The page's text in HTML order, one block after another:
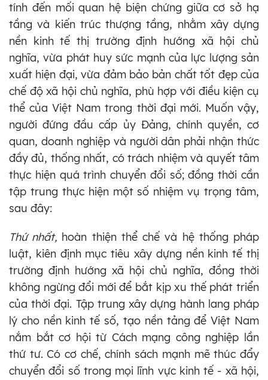
tính đến mối quan hệ biện chứng giữa cơ sở hạ
tầng và kiến trúc thượng tầng, nhằm xây dựng
nền kinh tế thị trường định hướng xã hội chủ
nghĩa, vừa phát huy sức mạnh của lực lượng sản
xuất hiện đại, vừa đảm bảo bản chất tốt đẹp của
chế độ xã hội chủ nghĩa, phù hợp với điều kiện cụ
thể của Việt Nam trong thời đại mới. Muốn vậy,
người đứng đầu cấp ủy Đảng, chính quyền, cơ
quan, doanh nghiệp và người dân phải nhận thức
đầy đủ, thống nhất, có trách nhiệm và quyết tâm
thực hiện quá trình chuyển đổi số; đồng thời cần
tập trung thực hiện một số nhiệm vụ trọng tâm,
sau đây:
Thứ nhất, hoàn thiện thể chế và hệ thống pháp
luật, kiên định mục tiêu xây dựng nền kinh tế thị
trường định hướng xã hội chủ nghĩa, đồng thời
không ngừng đổi mới để bắt kịp xu thế phát triển
của thời đại. Tập trung xây dựng hành lang pháp
lý cho nền kinh tế số, tạo nền tảng để Việt Nam
nắm bắt cơ hội từ Cách mạng công nghiệp lần
thứ tư. Có cơ chế, chính sách mạnh mẽ thúc đẩy
chuyển đổi số trong mọi lĩnh vực kinh tế - xã hội,